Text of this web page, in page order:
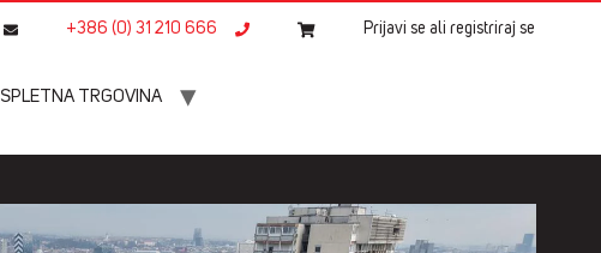
+386 (0) 31 210 666 Prijavi se ali registriraj se
SPLETNA TRGOVINA